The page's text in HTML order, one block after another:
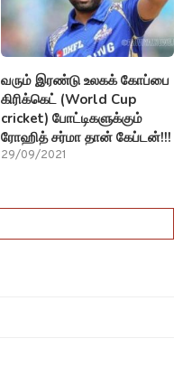
வரும் இரண்டு உலகக் கோப்பை
கிரிக்கெட் (World Cup
cricket) போட்டிகளுக்கும்
ரோஹித் சர்மா தான் கேப்டன்!!!
29/09/2021